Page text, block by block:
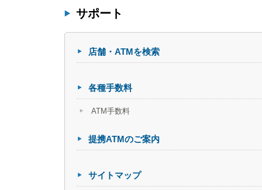
サポート
店舗・ATMを検索
各種手数料
ATM手数料
提携ATMのご案内
サイトマップ